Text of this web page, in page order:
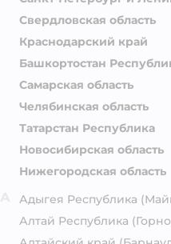
Свердловская область
Краснодарский край
Башкортостан
Самарская область
Челябинская область
Татарстан Республика
Новосибирская область
Нижегородская область
Адыгея Республика
Алтай Республика